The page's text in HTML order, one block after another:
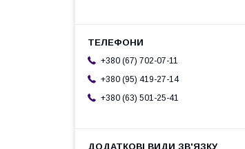
+380 (67) 702-07-11
+380 (95) 419-27-14
+380 (63) 501-25-41